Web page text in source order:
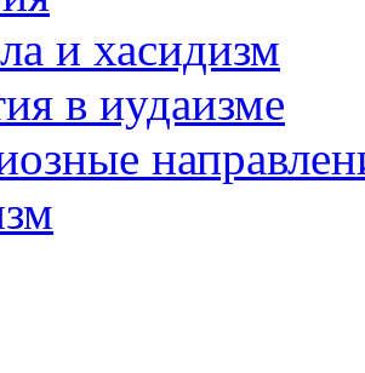
и хасидизм
в иудаизме